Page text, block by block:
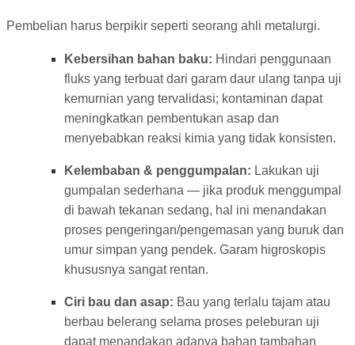
Pembelian harus berpikir seperti seorang ahli metalurgi.
Kebersihan bahan baku: Hindari penggunaan
fluks yang terbuat dari garam daur ulang tanpa uji
kemurnian yang tervalidasi; kontaminan dapat
meningkatkan pembentukan asap dan
menyebabkan reaksi kimia yang tidak konsisten.
Kelembaban & penggumpalan: Lakukan uji
gumpalan sederhana — jika produk menggumpal
di bawah tekanan sedang, hal ini menandakan
proses pengeringan/pengemasan yang buruk dan
umur simpan yang pendek. Garam higroskopis
khususnya sangat rentan.
Ciri bau dan asap: Bau yang terlalu tajam atau
berbau belerang selama proses peleburan uji
dapat menandakan adanya bahan tambahan